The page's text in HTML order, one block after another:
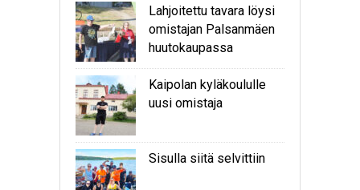
Lahjoitettu tavara löysi
omistajan Palsanmäen
huutokaupassa
Kaipolan kyläkoululle
uusi omistaja
Sisulla siitä selvittiin